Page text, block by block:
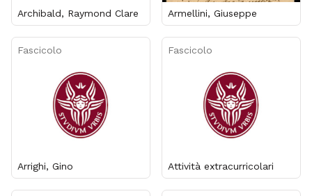
Archibald, Raymond Clare Armellini, Giuseppe
Fascicolo
Arrighi, Gino
Fascicolo
Attività extracurricolari